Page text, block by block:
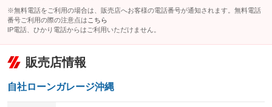
※無料電話をご利用の場合は、販売店へお客様の電話番号が通知されます。無料電話
番号ご利用の際の注意点は こちら
IP電話、ひかり電話からはご利用いただけません。
販売店情報
自社ローンガレージ沖縄